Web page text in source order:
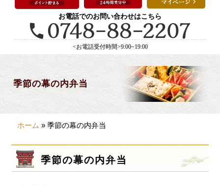
お電話でのお問い合わせはこちら
<お電話受付時間>9:00~19:00
季節の幕の内弁当
法事・法要
接待・おもてなし
会議・セミナー弁当
製薬会社様向け
観光・行楽
価格から選ぶ
~999円
ホーム »季節の幕の内弁当
季節の幕の内弁当